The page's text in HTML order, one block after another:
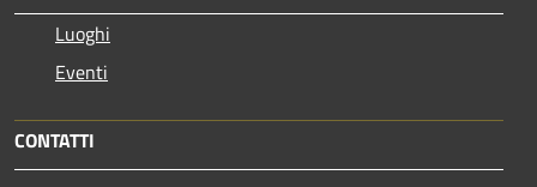
Luoghi
Eventi
CONTATTI